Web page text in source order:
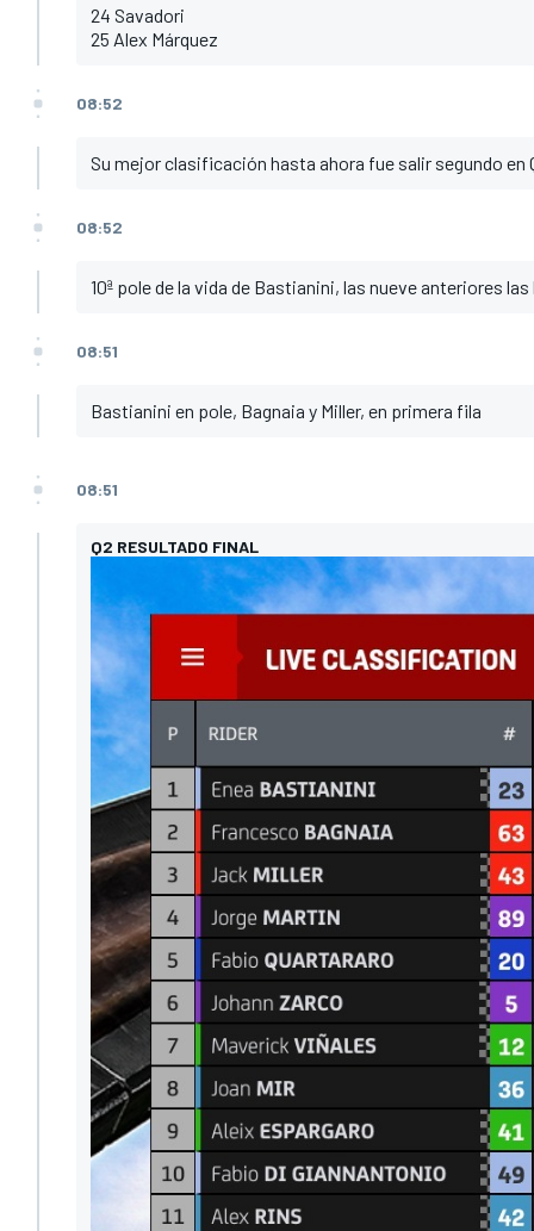
24 Savadori
25 Alex Márquez
08:52
Su mejor clasificación hasta ahora fue salir segundo en
08:52
10ª pole de la vida de Bastianini, las nueve anteriores
08:51
Bastianini en pole, Bagnaia y Miller, en primera fila
08:51
Q2 RESULTADO FINAL